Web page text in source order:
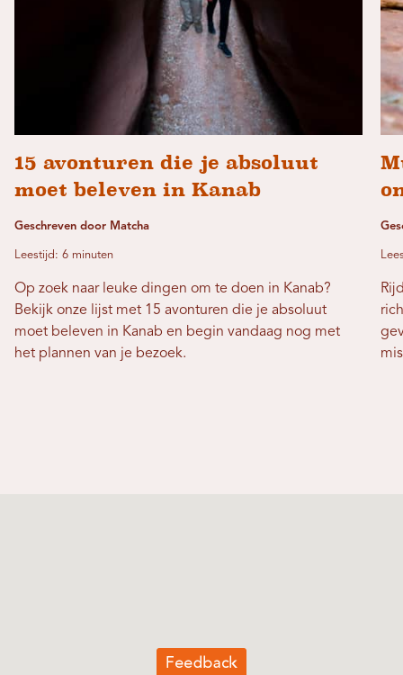
15 avonturen die je absoluut
moet beleven in Kanab
Geschreven door Matcha
Leestijd: 6 minuten
Op zoek naar leuke dingen om te doen in Kanab?
Bekijk onze lijst met 15 avonturen die je absoluut
moet beleven in Kanab en begin vandaag nog met
het plannen van je bezoek.